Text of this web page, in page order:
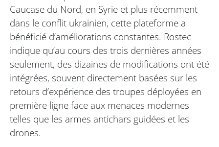
Caucase du Nord, en Syrie et plus récemment
dans le conflit ukrainien, cette plateforme a
bénéficié d’améliorations constantes. Rostec
indique qu’au cours des trois dernières années
seulement, des dizaines de modifications ont été
intégrées, souvent directement basées sur les
retours d’expérience des troupes déployées en
première ligne face aux menaces modernes
telles que les armes antichars guidées et les
drones.